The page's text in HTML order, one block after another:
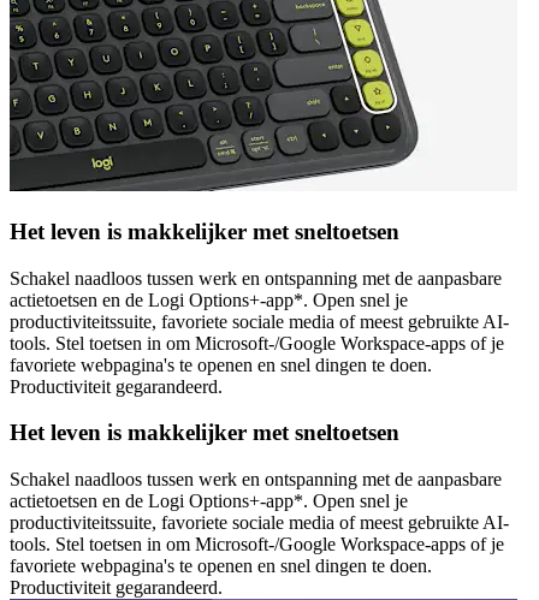
Het leven is makkelijker met sneltoetsen
Schakel naadloos tussen werk en ontspanning met de aanpasbare
actietoetsen en de Logi Options+-app*. Open snel je
productiviteitssuite, favoriete sociale media of meest gebruikte AI-
tools. Stel toetsen in om Microsoft-/Google Workspace-apps of je
favoriete webpagina's te openen en snel dingen te doen.
Productiviteit gegarandeerd.
Het leven is makkelijker met sneltoetsen
Schakel naadloos tussen werk en ontspanning met de aanpasbare
actietoetsen en de Logi Options+-app*. Open snel je
productiviteitssuite, favoriete sociale media of meest gebruikte AI-
tools. Stel toetsen in om Microsoft-/Google Workspace-apps of je
favoriete webpagina's te openen en snel dingen te doen.
Productiviteit gegarandeerd.